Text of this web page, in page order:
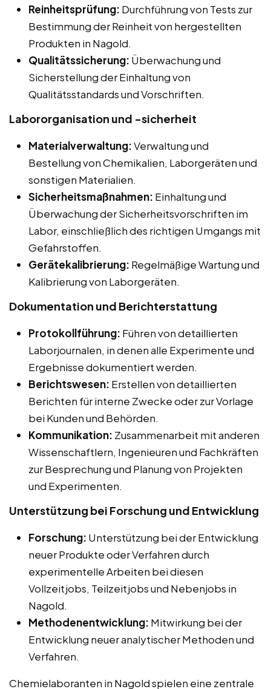
Reinheitsprüfung: Durchführung von Tests zur
Bestimmung der Reinheit von hergestellten
Produkten in Nagold.
Qualitätssicherung: Überwachung und
Sicherstellung der Einhaltung von
Qualitätsstandards und Vorschriften.
Labororganisation und -sicherheit
Materialverwaltung:Verwaltung und
Bestellung von Chemikalien, Laborgeräten und
sonstigen Materialien.
Sicherheitsmaßnahmen: Einhaltung und
Überwachung der Sicherheitsvorschriften im
Labor, einschließlich des richtigen Umgangs mit
Gefahrstoffen.
Gerätekalibrierung: Regelmäßige Wartung und
Kalibrierung von Laborgeräten.
Dokumentation und Berichterstattung
Protokollführung: Führen von detaillierten
Laborjournalen, in denen alle Experimente und
Ergebnisse dokumentiert werden.
Berichtswesen: Erstellen von detaillierten
Berichten für interne Zwecke oder zur Vorlage
bei Kunden und Behörden.
Kommunikation: Zusammenarbeit mit anderen
Wissenschaftlern, Ingenieuren und Fachkräften
zur Besprechung und Planung von Projekten
und Experimenten.
Unterstützung bei Forschung und Entwicklung
Forschung: Unterstützung bei der Entwicklung
neuer Produkte oder Verfahren durch
experimentelle Arbeiten bei diesen
Vollzeitjobs, Teilzeitjobs und Nebenjobs in
Nagold.
Methodenentwicklung: Mitwirkung bei der
Entwicklung neuer analytischer Methoden und
Verfahren.
Chemielaboranten in Nagold spielen eine zentrale